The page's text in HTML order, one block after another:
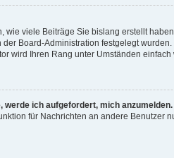
wie viele Beiträge Sie bislang erstellt
Board-Administration festgelegt
wird Ihren Rang unter Umständen einfach
werde ich aufgefordert, mich anzumelden.
für Nachrichten an andere